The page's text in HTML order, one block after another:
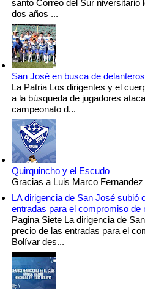
santo Correo del Sur niversitario
dos años ...
San José en busca de delanteros
La Patria Los dirigentes y el
a la búsqueda de jugadores
campeonato d...
Quirquincho y el Escudo
Gracias a Luis Marco
LA dirigencia de San José subió
entradas para el compromiso de
Pagina Siete La dirigencia de
precio de las entradas para el
Bolívar des...